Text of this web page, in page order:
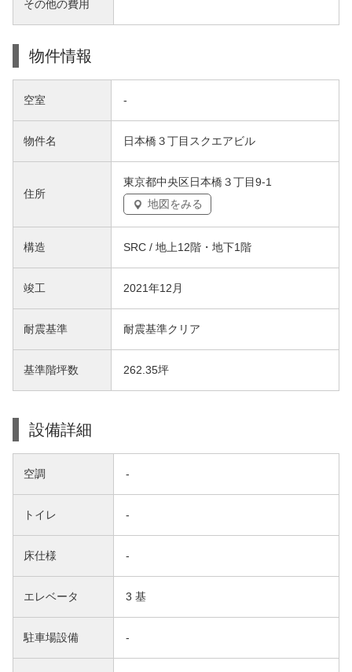
その他の費用
物件情報
空室 -
物件名 日本橋３丁目スクエアビル
住所
東京都中央区日本橋３丁目9-1
地図をみる
構造 SRC / 地上12階・地下1階
竣工 2021年12月
耐震基準 耐震基準クリア
基準階坪数 262.35坪
設備詳細
空調 -
トイレ -
床仕様 -
エレベータ 3 基
駐車場設備 -